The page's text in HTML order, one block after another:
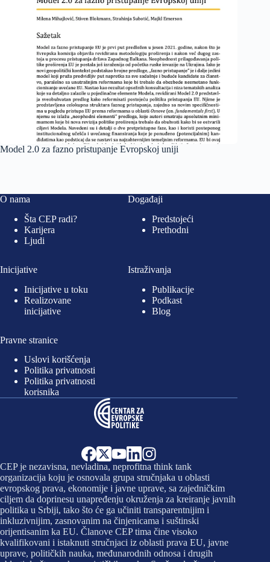
Model 2.0 za fazno pristupanje Evropskoj uniji
O nama
Šta CEP radi?
Karijera
Ljudi
Događaji
Predstojeći
Prethodni
Inicijative
Inicijative u toku
Realizovane
inicijative
Istraživanja
Publikacije
Podkast
Blog
Pravne stranice
Uslovi korišćenja
Politika privatnosti
Politika privatnosti
korisnika
CEP je nezavisna, nevladina, neprofitna think tank
organizacija koju je osnovala grupa stručnjaka u oblasti
evropskog prava, ekonomije i javne uprave, sa zajedničkim
ciljem da doprinesu unapređenju okruženja za kreiranje javnih
politika u Srbiji, tako što će ga učiniti transparentnijim i
inkluzivnijim, zasnovanim na činjenicama i suštinski
orijentisanim ka EU. Članove CEP tima čine visoko
kvalifikovani i istaknuti stručnjaci iz oblasti prava EU, javne
uprave, političkih nauka, međunarodnih odnosa i drugih